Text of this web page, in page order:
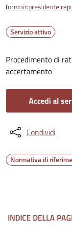
(
Servizio attivo
Procedimento di
accertamento
Accedi al
Condividi
Normativa di
INDICE DELLA